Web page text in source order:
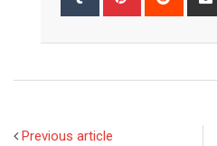
Previous article